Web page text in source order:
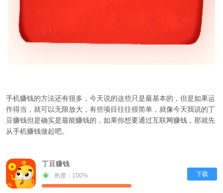
手机赚钱的方法还有很多，今天说的这些只是最基本的，但是如果运
作得当，就可以无限放大，有些项目往往很简单，就像今天我说的丁
豆赚钱但是确实是最能赚钱的，如果你想要通过互联网赚钱，那就先
从手机赚钱做起吧。
丁豆赚钱
热度：100% 下载